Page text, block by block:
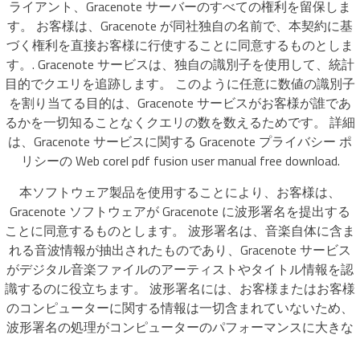
ライアント、Gracenote サーバーのすべての権利を留保しま
す。 お客様は、Gracenote が同社独自の名前で、本契約に基
づく権利を直接お客様に行使することに同意するものとしま
す。. Gracenote サービスは、独自の識別子を使用して、統計
目的でクエリを追跡します。 このように任意に数値の識別子
を割り当てる目的は、Gracenote サービスがお客様が誰であ
るかを一切知ることなくクエリの数を数えるためです。 詳細
は、Gracenote サービスに関する Gracenote プライバシー ポ
リシーの Web corel pdf fusion user manual free download.
本ソフトウェア製品を使用することにより、お客様は、
Gracenote ソフトウェアが Gracenote に波形署名を提出する
ことに同意するものとします。 波形署名は、音楽自体に含ま
れる音波情報が抽出されたものであり、Gracenote サービス
がデジタル音楽ファイルのアーティストやタイトル情報を認
識するのに役立ちます。 波形署名には、お客様またはお客様
のコンピューターに関する情報は一切含まれていないため、
波形署名の処理がコンピューターのパフォーマンスに大きな